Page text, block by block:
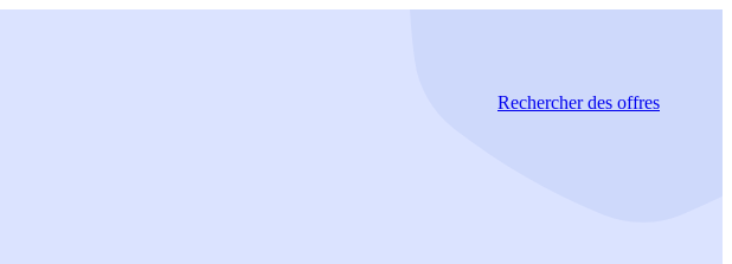
Rechercherdes offres